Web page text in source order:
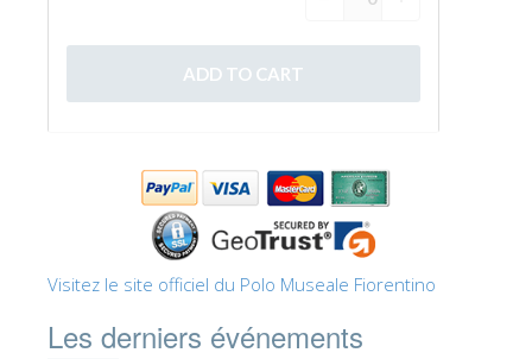
FRANÇAIS
Visitez le site officiel du Polo Museale Fiorentino
Les derniers événements